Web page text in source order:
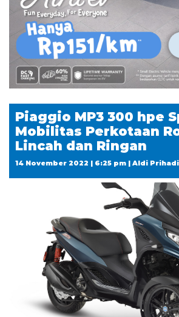
Piaggio MP3 300 hpe
Mobilitas Perkotaan
Lincah dan Ringan
14 November 2022 | 6:25 pm | Aldi